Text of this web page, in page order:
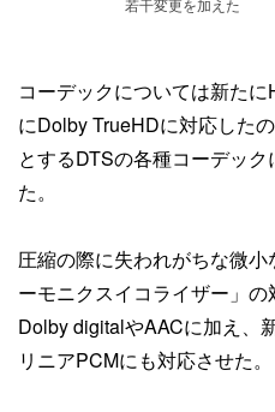
若干変更を加えた
コーデックについては新た
にDolby TrueHDに対応した
とするDTSの各種コーデッ
た。
圧縮の際に失われがちな微
ーモニクスイコライザー」
Dolby digitalやAACに加え、
リニアPCMにも対応させた。